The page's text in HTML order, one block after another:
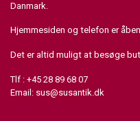
Danmark.
Hjemmesiden og telefon er
Det er altid muligt at besøge
Tlf : +45 28 89 68 07
Email: sus@susantik.dk